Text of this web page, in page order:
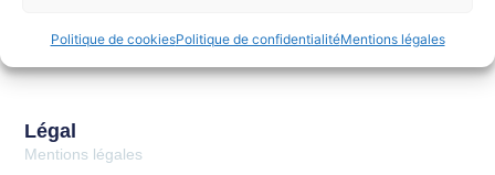
Politique de cookiesPolitique de confidentialitéMentions légales
Légal
Mentions légales